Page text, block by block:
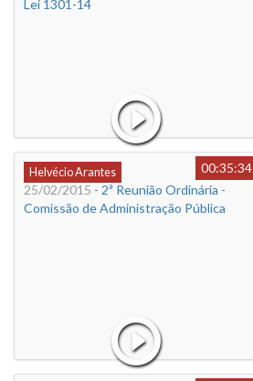
Lei 1301-14
Helvécio Arantes
00:35:34
25/02/2015 - 2ª Reunião Ordinária -
Comissão de Administração Pública